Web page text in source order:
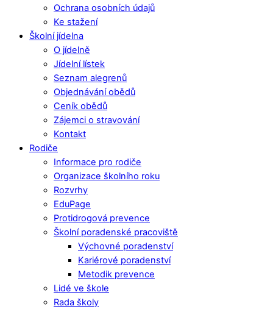
Ochrana osobních údajů
Ke stažení
Školní jídelna
O jídelně
Jídelní lístek
Seznam alegrenů
Objednávání obědů
Ceník obědů
Zájemci o stravování
Kontakt
Rodiče
Informace pro rodiče
Organizace školního roku
Rozvrhy
EduPage
Protidrogová prevence
Školní poradenské pracoviště
Výchovné poradenství
Kariérové poradenství
Metodik prevence
Lidé ve škole
Rada školy